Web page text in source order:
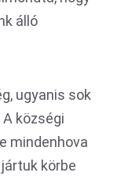
álló
ugyanis sok
községi
mindenhova
körbe